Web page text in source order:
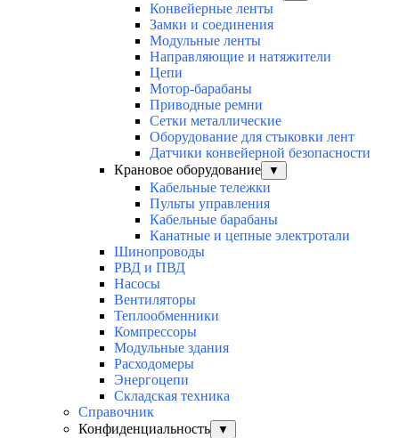
Конвейерные ленты
Замки и соединения
Модульные ленты
Направляющие и натяжители
Цепи
Мотор-барабаны
Приводные ремни
Сетки металлические
Оборудование для стыковки лент
Датчики конвейерной безопасности
Крановое оборудование
▼
Кабельные тележки
Пульты управления
Кабельные барабаны
Канатные и цепные электротали
Шинопроводы
РВД и ПВД
Насосы
Вентиляторы
Теплообменники
Компрессоры
Модульные здания
Расходомеры
Энергоцепи
Складская техника
Справочник
Конфиденциальность
▼